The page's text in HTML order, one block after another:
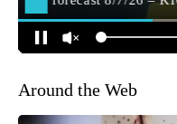
Around the Web